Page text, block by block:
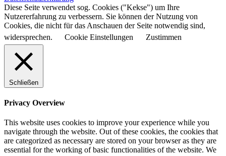
Diese Seite verwendet sog. Cookies ("Kekse") um Ihre
Nutzererfahrung zu verbessern. Sie können der Nutzung von
Cookies, die nicht für das Anschauen der Seite notwendig sind,
widersprechen.
Cookie Einstellungen Zustimmen
Schließen
Privacy Overview
This website uses cookies to improve your experience while you
navigate through the website. Out of these cookies, the cookies that
are categorized as necessary are stored on your browser as they are
essential for the working of basic functionalities of the website. We